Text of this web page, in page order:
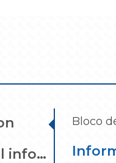
Additional information
Bloco